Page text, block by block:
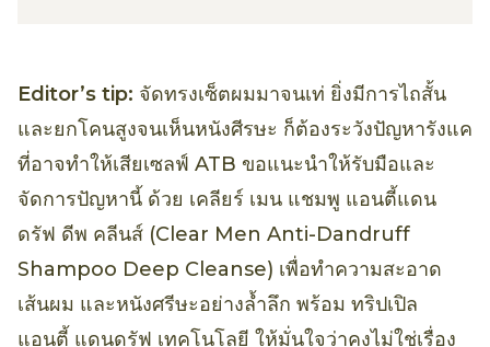
Editor’s tip: จัดทรงเซ็ตผมมาจนเท่ ยิ่งมีการไถสั้น
และยกโคนสูงจนเห็นหนังศีรษะ ก็ต้องระวังปัญหารังแค
ที่อาจทำให้เสียเซลฟ์ ATB ขอแนะนำให้รับมือและ
จัดการปัญหานี้ ด้วย เคลียร์ เมน แชมพู แอนตี้แดน
ดรัฟ ดีพ คลีนส์ (Clear Men Anti-Dandruff
Shampoo Deep Cleanse) เพื่อทำความสะอาด
เส้นผม และหนังศรีษะอย่างล้ำลึก พร้อม ทริปเปิล
แอนตี้ แดนดรัฟ เทคโนโลยี ให้มั่นใจว่าคงไม่ใช่เรื่อง